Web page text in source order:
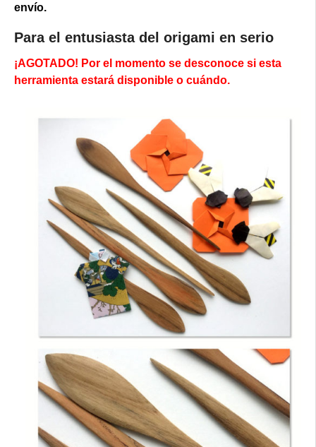
envío.
Para el entusiasta del origami en serio
¡AGOTADO! Por el momento se desconoce si esta
herramienta estará disponible o cuándo.